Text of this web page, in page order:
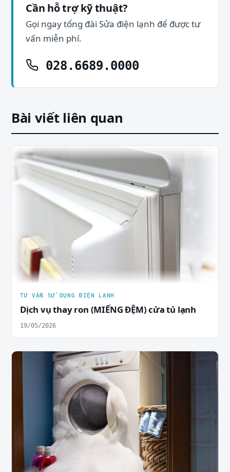
Cần hỗ trợ kỹ thuật?
Gọi ngay tổng đài Sửa điện lạnh để được tư
vấn miễn phí.
028.6689.0000
Bài viết liên quan
TƯ VẤN SỬ DỤNG ĐIỆN LẠNH
Dịch vụ thay ron (MIẾNG ĐỆM) cửa tủ lạnh
19/05/2026